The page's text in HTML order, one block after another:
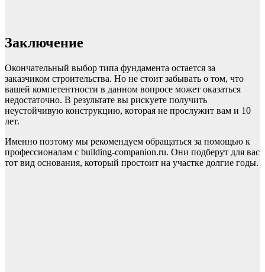
Заключение
Окончательный выбор типа фундамента остается за
заказчиком строительства. Но не стоит забывать о том, что
вашей компетентности в данном вопросе может оказаться
недостаточно. В результате вы рискуете получить
неустойчивую конструкцию, которая не прослужит вам и 10
лет.
Именно поэтому мы рекомендуем обращаться за помощью к
профессионалам с building-companion.ru. Они подберут для вас
тот вид основания, который простоит на участке долгие годы.